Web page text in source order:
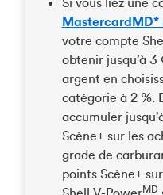
MastercardMD*
votre compte
obtenir jusqu’à
argent en
catégorie à 2 %.
accumuler
Scène+ sur les
grade de
points Scène+
MD